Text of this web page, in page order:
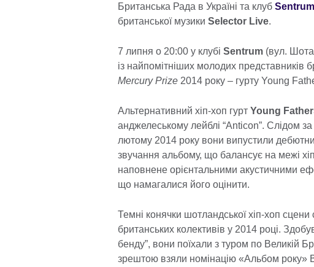
Британська Рада в Україні та клуб Sentrum
британської музики Selector Live.
7 липня о 20:00 у клубі Sentrum (вул. Шота
із найпомітніших молодих представників
Mercury Prize 2014 року – гурту Young
Альтернативний хіп-хоп гурт Young
анджелеському лейблі “Anticon”. Cлідом
лютому 2014 року вони випустили
звучання альбому, що балансує на межі
наповнене орієнтальними акустичними
що намагалися його оцінити.
Темні конячки шотландської хіп-хоп
британських колективів у 2014 році.
бенду”, вони поїхали з туром по Великій
зрештою взяли номінацію «Альбом